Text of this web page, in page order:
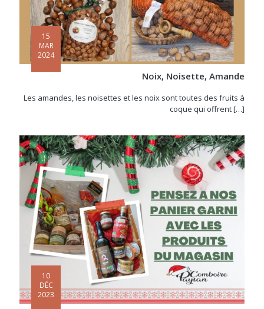
15
MAR
2024
Noix, Noisette, Amande
Les amandes, les noisettes et les noix sont toutes des fruits à
coque qui offrent[…]
10
DÉC
2023